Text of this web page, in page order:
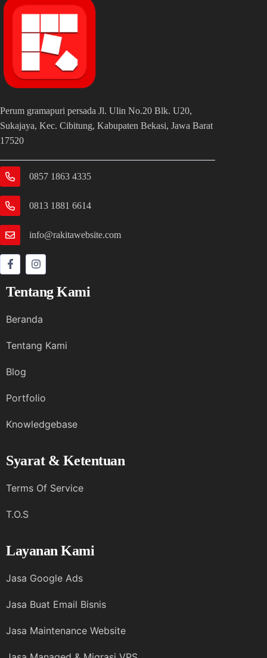
Perum gramapuri persada Jl. Ulin No.20 Blk. U20,
Sukajaya, Kec. Cibitung, Kabupaten Bekasi, Jawa Barat
17520
0857 1863 4335
0813 1881 6614
info@rakitawebsite.com
Tentang Kami
Beranda
Tentang Kami
Blog
Portfolio
Knowledgebase
Syarat & Ketentuan
Terms Of Service
T.O.S
Layanan Kami
Jasa Google Ads
Jasa Buat Email Bisnis
Jasa Maintenance Website